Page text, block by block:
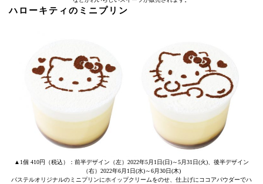
ハローキティのミニプリン
▲1個 410円（税込）：前半デザイン（左）2022年5月1日(日)～5月31日(火)、後半デザイン
（右）2022年6月1日(水)～6月30日(木)
パステルオリジナルのミニプリンにホイップクリームをのせ、仕上げにココアパウダーでハ